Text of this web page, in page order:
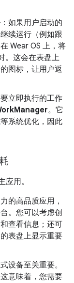
：如果用户启动的
续运行（例如跟
Wear OS 上，将
。这会在表盘上
图标，让用户返
要立即执行的工作
。它
系统优化，因此
用。
的高品质应用，
。您可以考虑创
查看信息；还可
表盘上显示重要
设备至关重要。
意味着，您需要